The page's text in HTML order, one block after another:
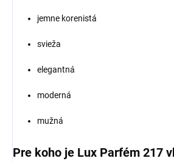
jemne korenistá
svieža
elegantná
moderná
mužná
Pre koho je Lux Parfém 217